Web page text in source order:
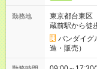
勤務地
東京都台東区
蔵前駅から徒
バンダイグ
造・販売）